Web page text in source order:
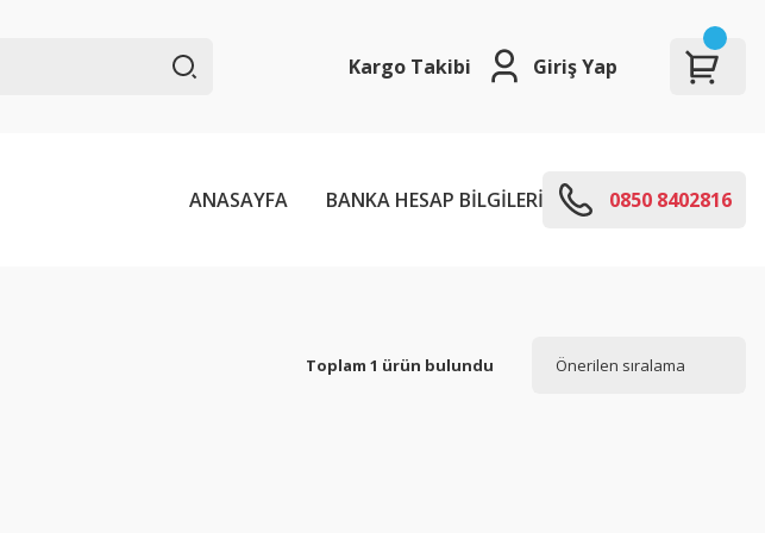
Kargo Takibi Giriş Yap
ANASAYFA BANKA HESAP BİLGİLERİ E-KODLARI
0850 8402816
Toplam 1 ürün bulundu